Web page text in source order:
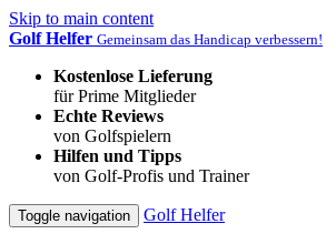
Skip to main content
Golf Helfer Gemeinsam das Handicap verbessern!
Kostenlose Lieferung
für Prime Mitglieder
Echte Reviews
von Golfspielern
Hilfen und Tipps
von Golf-Profis und Trainer
Toggle navigation Golf Helfer